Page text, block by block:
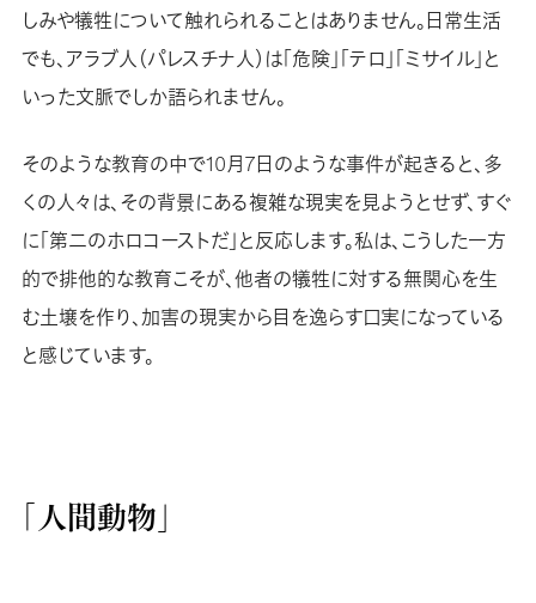
しみや犠牲について触れられることはありません。日常生活
でも、アラブ人（パレスチナ人）は「危険」「テロ」「ミサイル」と
いった文脈でしか語られません。
そのような教育の中で10月7日のような事件が起きると、多
くの人々は、その背景にある複雑な現実を見ようとせず、すぐ
に「第二のホロコーストだ」と反応します。私は、こうした一方
的で排他的な教育こそが、他者の犠牲に対する無関心を生
む土壌を作り、加害の現実から目を逸らす口実になっている
と感じています。
「人間動物」